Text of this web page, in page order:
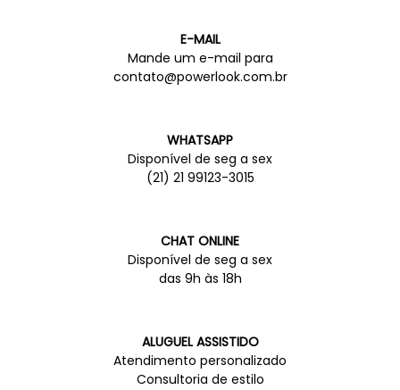
E-MAIL
Mande um e-mail para
contato@powerlook.com.br
WHATSAPP
Disponível de seg a sex
(21) 21 99123-3015
CHAT ONLINE
Disponível de seg a sex
das 9h às 18h
ALUGUEL ASSISTIDO
Atendimento personalizado
Consultoria de estilo